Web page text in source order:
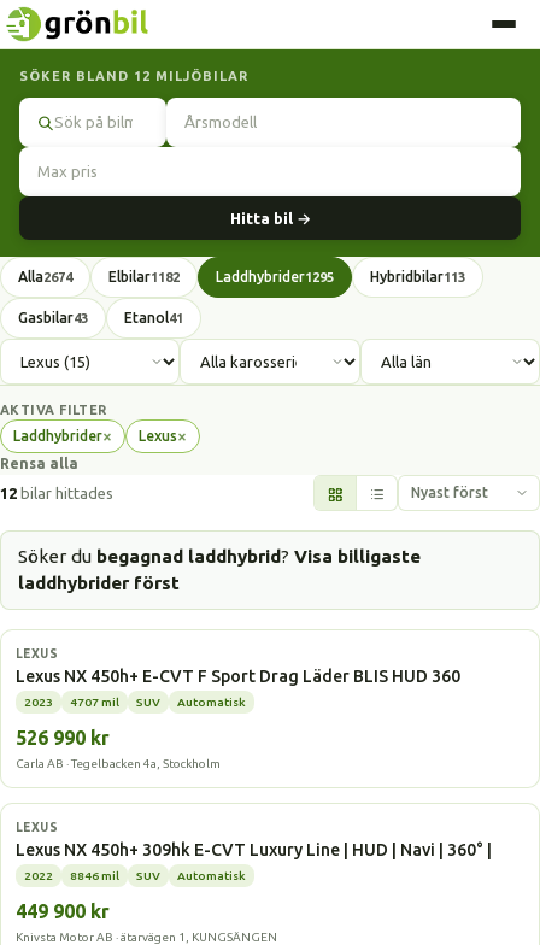
SÖKER BLAND 12 MILJÖBILAR
Hitta bil →
Alla2674 Elbilar1182 Laddhybrider1295 Hybridbilar113
Gasbilar43 Etanol41
AKTIVA FILTER
Laddhybrider×
Ta
bort
filter
Lexus×
Ta
Rensa alla
12 bilar hittades
Söker du begagnad laddhybrid? Visa billigaste
laddhybrider först
Laddhybrid
LEXUS
Lexus NX 450h+ E-CVT F Sport Drag Läder BLIS HUD 360
2023 4707 mil SUV Automatisk
526 990 kr
Carla AB · Tegelbacken 4a, Stockholm
Laddhybrid
LEXUS
Lexus NX 450h+ 309hk E-CVT Luxury Line | HUD | Navi | 360° |
2022 8846 mil SUV Automatisk
449 900 kr
Knivsta Motor AB · ätarvägen 1, KUNGSÄNGEN